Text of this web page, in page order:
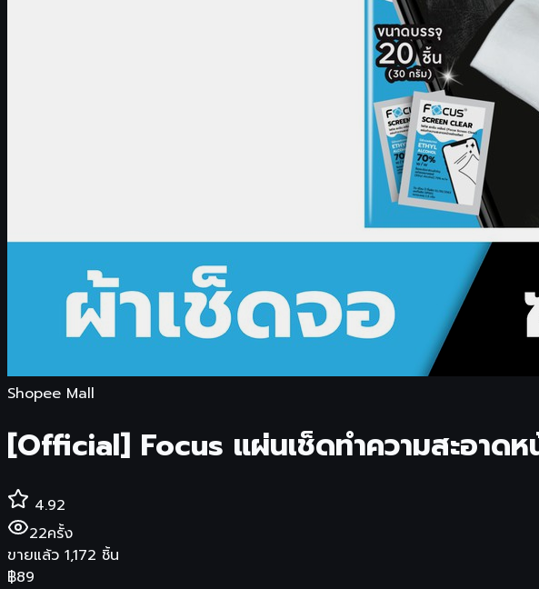
Shopee Mall
[Official] Focus แผ่นเช็ดทำความสะอาด
4.92
22ครั้ง
ขายแล้ว 1,172 ชิ้น
฿89